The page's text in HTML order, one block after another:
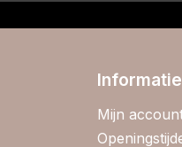
Informatie
Mijn